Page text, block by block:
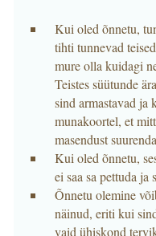
Kui oled õnnetu,
tihti tunnevad
mure olla kuidagi
Teistes süütunde
sind armastavad ja
munakoortel, et
masendust
Kui oled õnnetu,
ei saa sa pettuda
Õnnetu olemine
näinud, eriti kui
vaid ühiskond